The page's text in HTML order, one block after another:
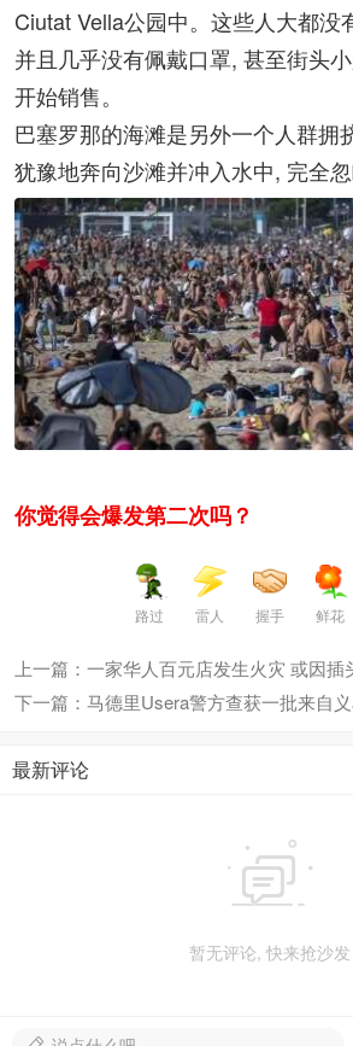
Ciutat Vella公园中。这些人大都没
并且几乎没有佩戴口罩, 甚至街头
开始销售。
巴塞罗那的海滩是另外一个人群拥
犹豫地奔向沙滩并冲入水中, 完全
你觉得会爆发第二次吗？
路过 雷人 握手 鲜花
上一篇：一家华人百元店发生火灾 或因插
最新评论

暂无评论, 快来抢沙发